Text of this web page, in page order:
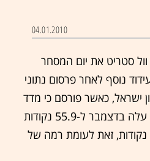
04.01.2010
סטריט את יום המסחר
נוסף לאחר פרסום נתוני
17:00, שעון ישראל, כאשר פורסם כי מדד
מנהלי הרכש במגזר היצרני עלה בדצמבר ל-55.9 נקודות
לעומת צפי כי יעלה ב-54.3 נקודות, זאת לעומת רמה של